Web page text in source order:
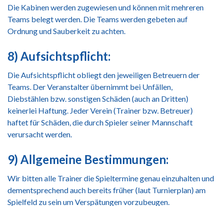
Die Kabinen werden zugewiesen und können mit mehreren
Teams belegt werden. Die Teams werden gebeten auf
Ordnung und Sauberkeit zu achten.
8) Aufsichtspflicht:
Die Aufsichtspflicht obliegt den jeweiligen Betreuern der
Teams. Der Veranstalter übernimmt bei Unfällen,
Diebstählen bzw. sonstigen Schäden (auch an Dritten)
keinerlei Haftung. Jeder Verein (Trainer bzw. Betreuer)
haftet für Schäden, die durch Spieler seiner Mannschaft
verursacht werden.
9) Allgemeine Bestimmungen:
Wir bitten alle Trainer die Spieltermine genau einzuhalten und
dementsprechend auch bereits früher (laut Turnierplan) am
Spielfeld zu sein um Verspätungen vorzubeugen.